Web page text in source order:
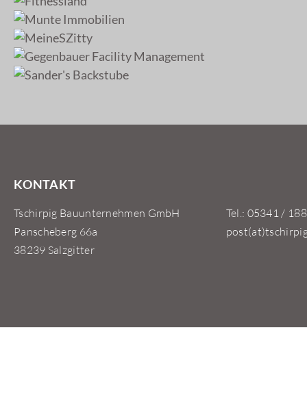
KONTAKT
Tschirpig Bauunternehmen GmbH
Panscheberg 66a
38239 Salzgitter
Tel.: 05341 /